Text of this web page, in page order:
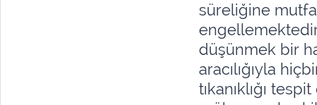
süreliğine
düşünmek bir
aracılığıyla
tıkanıklığı